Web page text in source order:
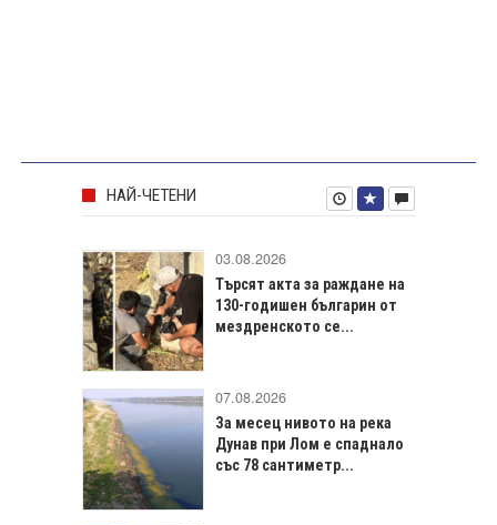
НАЙ-ЧЕТЕНИ
03.08.2026
Търсят акта за раждане на
130-годишен българин от
мездренското се...
07.08.2026
За месец нивото на река
Дунав при Лом е спаднало
със 78 сантиметр...